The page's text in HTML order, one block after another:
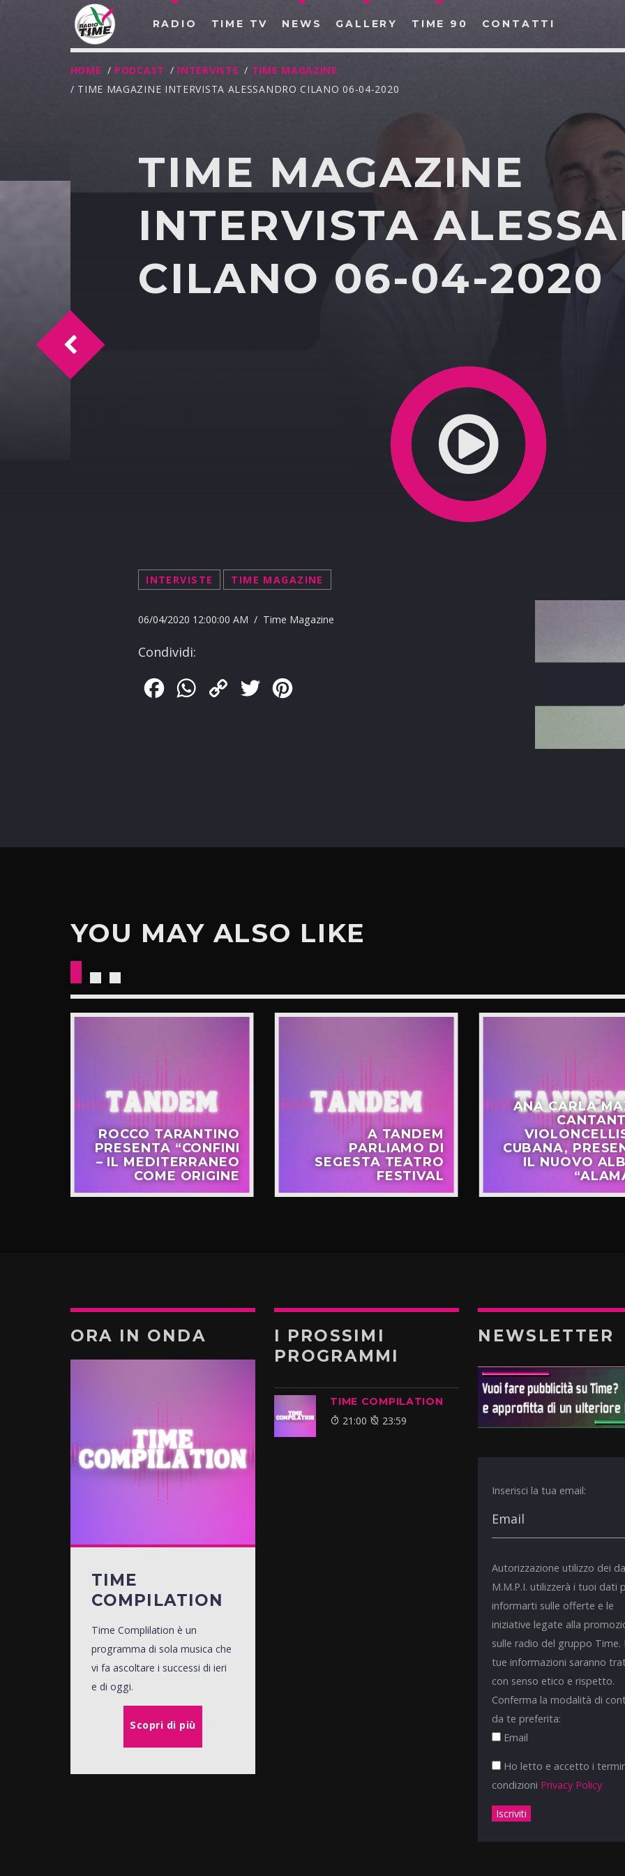
RADIO TIME TV NEWS GALLERY TIME 90 CONTATTI
CERCA NEL SITO WEB:
HOME / PODCAST / INTERVISTE / TIME MAGAZINE
/ TIME MAGAZINE INTERVISTA ALESSANDRO CILANO 06-04-2020
TIME MAGAZINE
INTERVISTA
CILANO 06-04-2020
INTERVISTE TIME MAGAZINE
06/04/2020 12:00:00 AM / Time Magazine
Condividi:
FacebookWhatsApp
Copy
Twitter
Time Magazine intervista Alfonso Zambito 27-04-2020
YOU MAY ALSO LIKE
ROCCO TARANTINO
PRESENTA “CONFINI
– IL MEDITERRANEO
COME ORIGINE
A TANDEM
PARLIAMO DI
SEGESTA TEATRO
FESTIVAL
ANA CARLA
CUBANA,
IL NUOVO
ORA IN ONDA
TIME
COMPILATION
Time Complilation è un
programma di sola musica che
vi fa ascoltare i successi di ieri
e di oggi.
Scopri di più
I PROSSIMI
PROGRAMMI
TIME COMPILATION
21:00 23:59
NEWSLETTER
Inserisci la tua email:
Autorizzazione utilizzo dei
M.M.P.I. utilizzerà i tuoi dati
informarti sulle offerte e le
iniziative legate alla
sulle radio del gruppo Time.
tue informazioni saranno
con senso etico e rispetto.
Conferma la modalità di
da te preferita:
Email
Ho letto e accetto i
condizioni Privacy Policy